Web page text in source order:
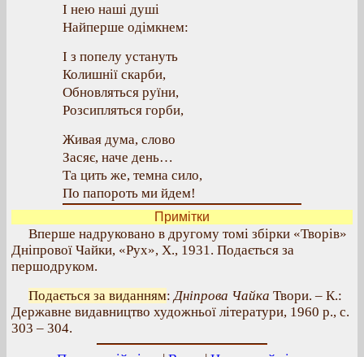
І нею наші душі
Найперше одімкнем:
І з попелу устануть
Колишнії скарби,
Обновляться руїни,
Розсипляться горби,
Живая дума, слово
Засяє, наче день…
Та цить же, темна сило,
По папороть ми йдем!
Примітки
Вперше надруковано в другому томі збірки «Творів»
Дніпрової Чайки, «Рух», X., 1931. Подається за
першодруком.
Подається за виданням:Дніпрова Чайка Твори. – К.:
Державне видавництво художньої літератури, 1960 р., с.
303 – 304.